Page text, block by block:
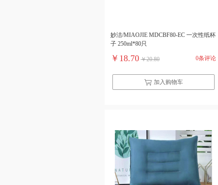
妙洁/MIAOJIE MDCBF80-EC 一次性纸杯
子 250ml*80只
￥18.70 ￥20.80 0条评论
加入购物车